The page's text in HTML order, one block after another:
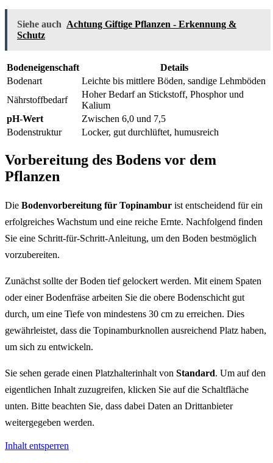
Siehe auch Achtung Giftige Pflanzen - Erkennung &
Schutz
Bodeneigenschaft
Details
Bodenart
Leichte bis mittlere Böden, sandige Lehmböden
Nährstoffbedarf
Hoher Bedarf an Stickstoff, Phosphor und
Kalium
pH-Wert
Zwischen 6,0 und 7,5
Bodenstruktur
Locker, gut durchlüftet, humusreich
Vorbereitung des Bodens vor dem
Pflanzen
Die Bodenvorbereitung für Topinambur ist entscheidend für ein
erfolgreiches Wachstum und eine reiche Ernte. Nachfolgend finden
Sie eine Schritt-für-Schritt-Anleitung, um den Boden bestmöglich
vorzubereiten.
Zunächst sollte der Boden tief gelockert werden. Mit einem Spaten
oder einer Bodenfräse arbeiten Sie die obere Bodenschicht gut
durch, um eine Tiefe von mindestens 30 cm zu erreichen. Dies
gewährleistet, dass die Topinamburknollen ausreichend Platz haben,
um sich zu entwickeln.
Sie sehen gerade einen Platzhalterinhalt von Standard. Um auf den
eigentlichen Inhalt zuzugreifen, klicken Sie auf die Schaltfläche
unten. Bitte beachten Sie, dass dabei Daten an Drittanbieter
weitergegeben werden.
Inhalt entsperren